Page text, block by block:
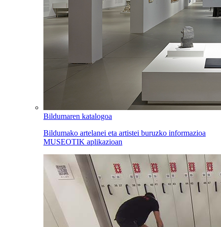
Bildumaren katalogoa
Bildumako artelanei eta artistei buruzko informazioa
MUSEOTIK aplikazioan